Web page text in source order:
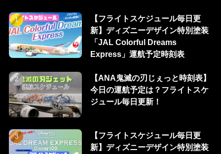
【フライトスケジュール毎日更
新】ディズニーデザイン特別塗装
「JAL Colorful Dreams
Express」運航予定時刻表
【ANA鬼滅の刃じぇっと時刻表】
今日の運航予定は？フライトスケ
ジュール毎日更新！
【フライトスケジュール毎日更
新】ディズニーデザイン特別塗装